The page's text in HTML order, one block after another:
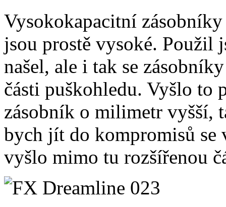
Vysokokapacitní
jsou prostě vysoké. Použil
našel, ale i tak se
části puškohledu. Vyšlo to
zásobník o milimetr vyšší,
bych jít do kompromisů se
vyšlo mimo tu rozšířenou